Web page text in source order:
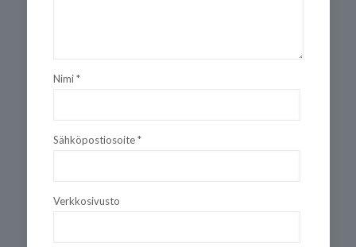
Nimi*
Sähköpostiosoite*
Verkkosivusto